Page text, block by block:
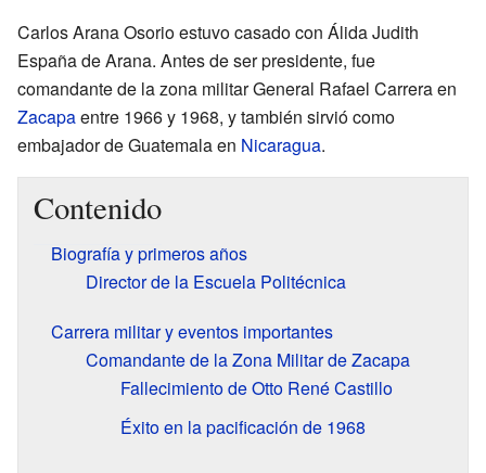
Carlos Arana Osorio estuvo casado con Álida Judith
España de Arana. Antes de ser presidente, fue
comandante de la zona militar General Rafael Carrera en
Zacapaentre 1966 y 1968, y también sirvió como
embajador de Guatemala en Nicaragua.
Contenido
Biografía y primeros años
Director de la Escuela Politécnica
Carrera militar y eventos importantes
Comandante de la Zona Militar de Zacapa
Fallecimiento de Otto René Castillo
Éxito en la pacificación de 1968